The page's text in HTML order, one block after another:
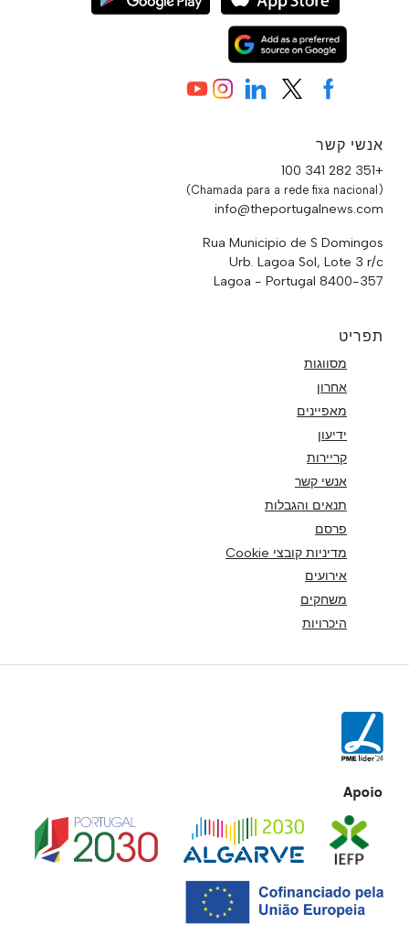
אנשי קשר
+351 282 341 100
(Chamada para a rede fixa nacional)
info@theportugalnews.com
Rua Municipio de S Domingos
Urb. Lagoa Sol, Lote 3 r/c
8400-357 Lagoa - Portugal
תפריט
מסווגות
אחרון
מאפיינים
ידיעון
קריירות
אנשי קשר
תנאים והגבלות
פרסם
מדיניות קובצי Cookie
אירועים
משחקים
היכרויות
Apoio